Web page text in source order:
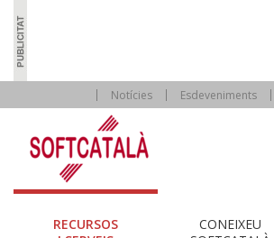
Notícies Esdeveniments
RECURSOS
CONEIXEU